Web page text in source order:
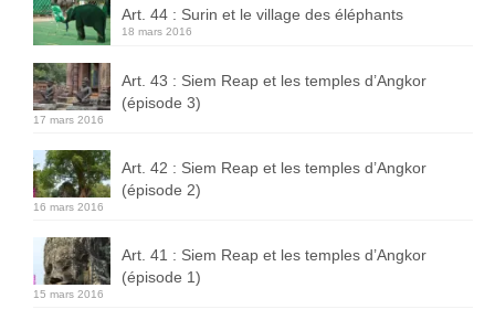
Flux Rss : Les commentaires
Images à la Une
Menu
Art. 44 : Surin et le village des éléphants
18 mars 2016
Art. 43 : Siem Reap et les temples d’Angkor
(épisode 3)
17 mars 2016
Art. 42 : Siem Reap et les temples d’Angkor
(épisode 2)
16 mars 2016
Art. 41 : Siem Reap et les temples d’Angkor
(épisode 1)
15 mars 2016